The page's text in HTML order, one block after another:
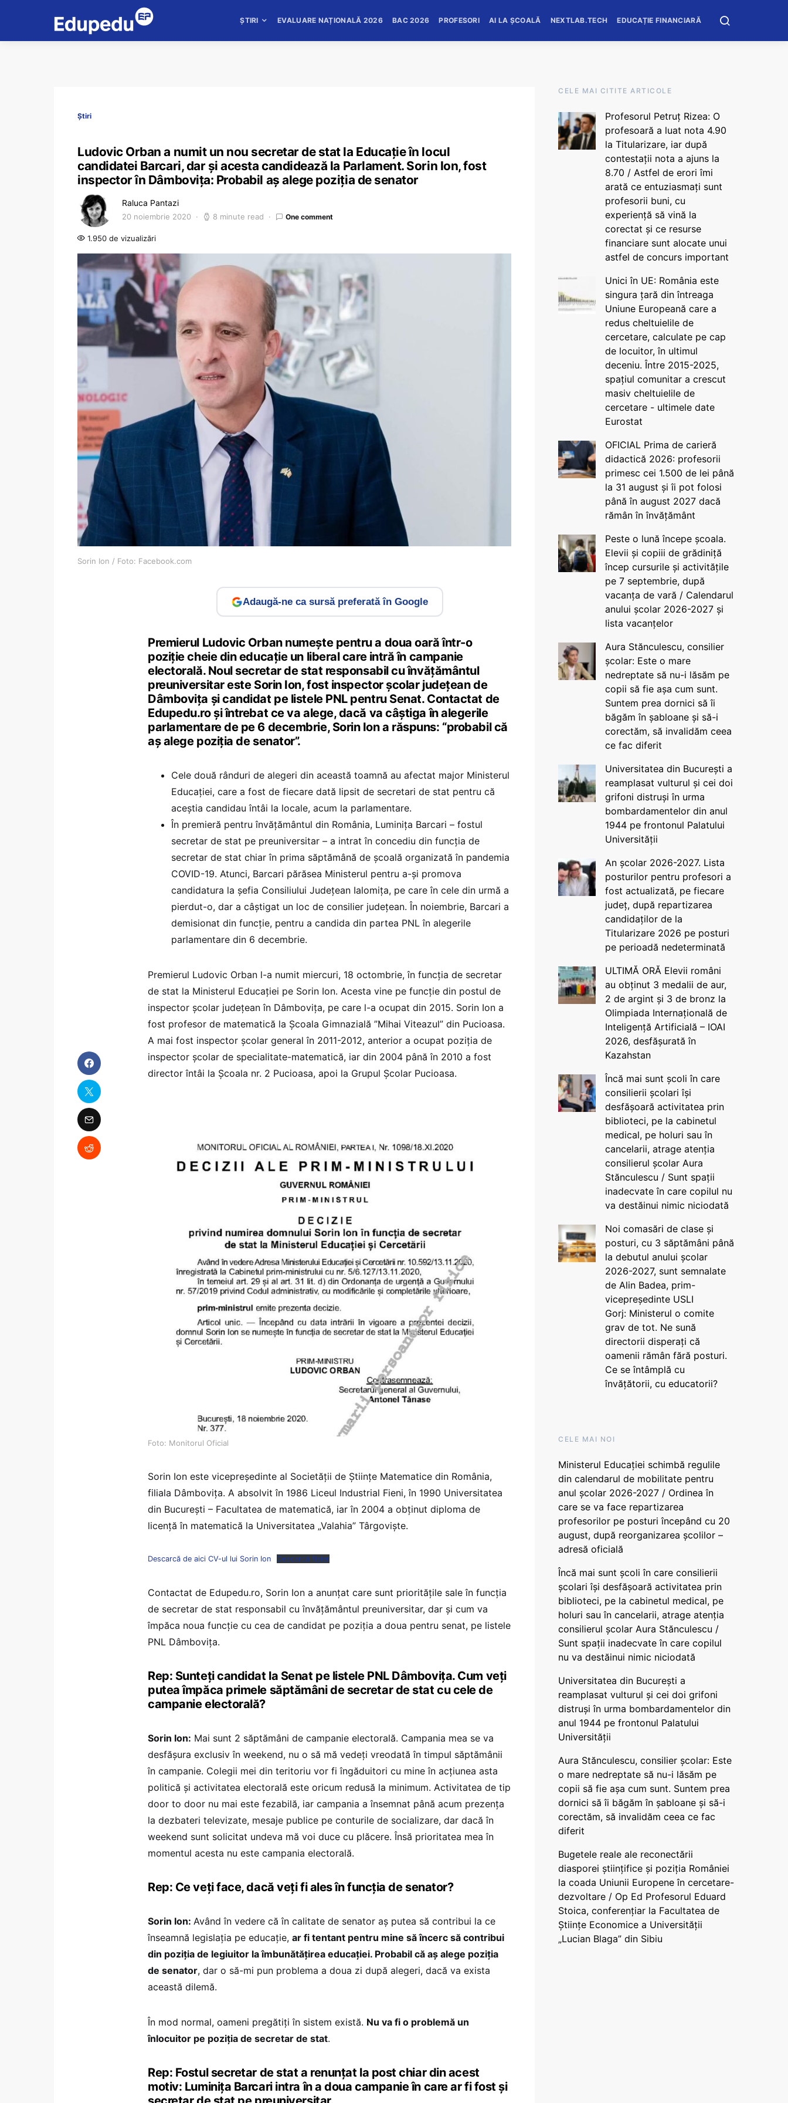
ȘTIRI EVALUARE NAȚIONALĂ 2026 BAC 2026 PROFESORI AI LA ȘCOALĂ NEXTLAB.TECH EDUCAȚIE FINANCIARĂ
Știri
Ludovic Orban a numit un nou secretar de stat la Educație în locul
candidatei Barcari, dar și acesta candidează la Parlament. Sorin Ion, fost
inspector în Dâmbovița: Probabil aș alege poziția de senator
Raluca Pantazi
20 noiembrie 2020 8 minute read One comment
1.950 de vizualizări
Sorin Ion / Foto: Facebook.com
Adaugă-ne ca sursă preferată în Google
Premierul Ludovic Orban numește pentru a doua oară într-o
poziție cheie din educație un liberal care intră în campanie
electorală. Noul secretar de stat responsabil cu învățământul
preuniversitar este Sorin Ion, fost inspector școlar județean de
Dâmbovița și candidat pe listele PNL pentru Senat. Contactat de
Edupedu.ro și întrebat ce va alege, dacă va câștiga în alegerile
parlamentare de pe 6 decembrie, Sorin Ion a răspuns: “probabil că
aș alege poziția de senator”.
Cele două rânduri de alegeri din această toamnă au afectat major Ministerul
Educației, care a fost de fiecare dată lipsit de secretari de stat pentru că
aceștia candidau întâi la locale, acum la parlamentare.
În premieră pentru învățământul din România, Luminița Barcari – fostul
secretar de stat pe preuniversitar – a intrat în concediu din funcția de
secretar de stat chiar în prima săptămână de școală organizată în pandemia
COVID-19. Atunci, Barcari părăsea Ministerul pentru a-și promova
candidatura la șefia Consiliului Județean Ialomița, pe care în cele din urmă a
pierdut-o, dar a câștigat un loc de consilier județean. În noiembrie, Barcari a
demisionat din funcție, pentru a candida din partea PNL în alegerile
parlamentare din 6 decembrie.
Premierul Ludovic Orban l-a numit miercuri, 18 octombrie, în funcția de secretar
de stat la Ministerul Educației pe Sorin Ion. Acesta vine pe funcție din postul de
inspector școlar județean în Dâmbovița, pe care l-a ocupat din 2015. Sorin Ion a
fost profesor de matematică la Școala Gimnazială ”Mihai Viteazul” din Pucioasa.
A mai fost inspector școlar general în 2011-2012, anterior a ocupat poziția de
inspector școlar de specialitate-matematică, iar din 2004 până în 2010 a fost
director întâi la Școala nr. 2 Pucioasa, apoi la Grupul Școlar Pucioasa.
Foto: Monitorul Oficial
Sorin Ion este vicepreședinte al Societății de Științe Matematice din România,
filiala Dâmbovița. A absolvit în 1986 Liceul Industrial Fieni, în 1990 Universitatea
din București – Facultatea de matematică, iar în 2004 a obținut diploma de
licență în matematică la Universitatea „Valahia” Târgoviște.
Descarcă de aici CV-ul lui Sorin Ion Descarcă fișier
Contactat de Edupedu.ro, Sorin Ion a anunțat care sunt prioritățile sale în funcția
de secretar de stat responsabil cu învățământul preuniversitar, dar și cum va
împăca noua funcție cu cea de candidat pe poziția a doua pentru senat, pe listele
PNL Dâmbovița.
Rep: Sunteți candidat la Senat pe listele PNL Dâmbovița. Cum veți
putea împăca primele săptămâni de secretar de stat cu cele de
campanie electorală?
Sorin Ion: Mai sunt 2 săptămâni de campanie electorală. Campania mea se va
desfășura exclusiv în weekend, nu o să mă vedeți vreodată în timpul săptămânii
în campanie. Colegii mei din teritoriu vor fi îngăduitori cu mine în acțiunea asta
politică și activitatea electorală este oricum redusă la minimum. Activitatea de tip
door to door nu mai este fezabilă, iar campania a însemnat până acum prezența
la dezbateri televizate, mesaje publice pe conturile de socializare, dar dacă în
weekend sunt solicitat undeva mă voi duce cu plăcere. Însă prioritatea mea în
momentul acesta nu este campania electorală.
Rep: Ce veți face, dacă veți fi ales în funcția de senator?
Sorin Ion: Având în vedere că în calitate de senator aș putea să contribui la ce
înseamnă legislația pe educație, ar fi tentant pentru mine să încerc să contribui
din poziția de legiuitor la îmbunătățirea educației. Probabil că aș alege poziția
de senator, dar o să-mi pun problema a doua zi după alegeri, dacă va exista
această dilemă.
În mod normal, oameni pregătiți în sistem există. Nu va fi o problemă un
înlocuitor pe poziția de secretar de stat.
Rep: Fostul secretar de stat a renunțat la post chiar din acest
motiv: Luminița Barcari intra în a doua campanie în care ar fi fost și
CELE MAI CITITE ARTICOLE
Profesorul Petruț Rizea: O
profesoară a luat nota 4.90
la Titularizare, iar după
contestații nota a ajuns la
8.70 / Astfel de erori îmi
arată ce entuziasmați sunt
profesorii buni, cu
experiență să vină la
corectat și ce resurse
financiare sunt alocate unui
astfel de concurs important
Unici în UE: România este
singura țară din întreaga
Uniune Europeană care a
redus cheltuielile de
cercetare, calculate pe cap
de locuitor, în ultimul
deceniu. Între 2015-2025,
spațiul comunitar a crescut
masiv cheltuielile de
cercetare - ultimele date
Eurostat
OFICIAL Prima de carieră
didactică 2026: profesorii
primesc cei 1.500 de lei până
la 31 august și îi pot folosi
până în august 2027 dacă
rămân în învățământ
Peste o lună începe școala.
Elevii și copiii de grădiniță
încep cursurile și activitățile
pe 7 septembrie, după
vacanța de vară / Calendarul
anului școlar 2026-2027 și
lista vacanțelor
Aura Stănculescu, consilier
școlar: Este o mare
nedreptate să nu-i lăsăm pe
copii să fie așa cum sunt.
Suntem prea dornici să îi
băgăm în șabloane și să-i
corectăm, să invalidăm ceea
ce fac diferit
Universitatea din București a
reamplasat vulturul și cei doi
grifoni distruși în urma
bombardamentelor din anul
1944 pe frontonul Palatului
Universității
An școlar 2026-2027. Lista
posturilor pentru profesori a
fost actualizată, pe fiecare
județ, după repartizarea
candidaților de la
Titularizare 2026 pe posturi
pe perioadă nedeterminată
ULTIMĂ ORĂ Elevii români
au obținut 3 medalii de aur,
2 de argint și 3 de bronz la
Olimpiada Internațională de
Inteligență Artificială – IOAI
2026, desfășurată în
Kazahstan
Încă mai sunt școli în care
consilierii școlari își
desfășoară activitatea prin
biblioteci, pe la cabinetul
medical, pe holuri sau în
cancelarii, atrage atenția
consilierul școlar Aura
Stănculescu / Sunt spații
inadecvate în care copilul nu
va destăinui nimic niciodată
Noi comasări de clase și
posturi, cu 3 săptămâni până
la debutul anului școlar
2026-2027, sunt semnalate
de Alin Badea, prim-
vicepreședinte USLI
Gorj: Ministerul o comite
grav de tot. Ne sună
directorii disperați că
oamenii rămân fără posturi.
Ce se întâmplă cu
învățătorii, cu educatorii?
CELE MAI NOI
Ministerul Educației schimbă regulile
din calendarul de mobilitate pentru
anul școlar 2026-2027 / Ordinea în
care se va face repartizarea
profesorilor pe posturi începând cu 20
august, după reorganizarea școlilor –
adresă oficială
Încă mai sunt școli în care consilierii
școlari își desfășoară activitatea prin
biblioteci, pe la cabinetul medical, pe
holuri sau în cancelarii, atrage atenția
consilierul școlar Aura Stănculescu /
Sunt spații inadecvate în care copilul
nu va destăinui nimic niciodată
Universitatea din București a
reamplasat vulturul și cei doi grifoni
distruși în urma bombardamentelor din
anul 1944 pe frontonul Palatului
Universității
Aura Stănculescu, consilier școlar: Este
o mare nedreptate să nu-i lăsăm pe
copii să fie așa cum sunt. Suntem prea
dornici să îi băgăm în șabloane și să-i
corectăm, să invalidăm ceea ce fac
diferit
Bugetele reale ale reconectării
diasporei științifice și poziția României
la coada Uniunii Europene în cercetare-
dezvoltare / Op Ed Profesorul Eduard
Stoica, conferențiar la Facultatea de
Științe Economice a Universității
„Lucian Blaga” din Sibiu